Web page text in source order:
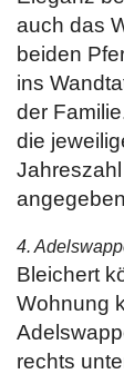
auch das
beiden
ins
der
die
4.
Bleichert
Wohnung
rechts